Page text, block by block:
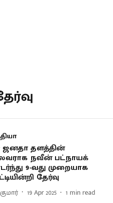
ஜனதா தளத்தின்
நவீன் பட்நாயக்
9-வது முறையாக
தேர்வு
19 Apr 2025 1 min read